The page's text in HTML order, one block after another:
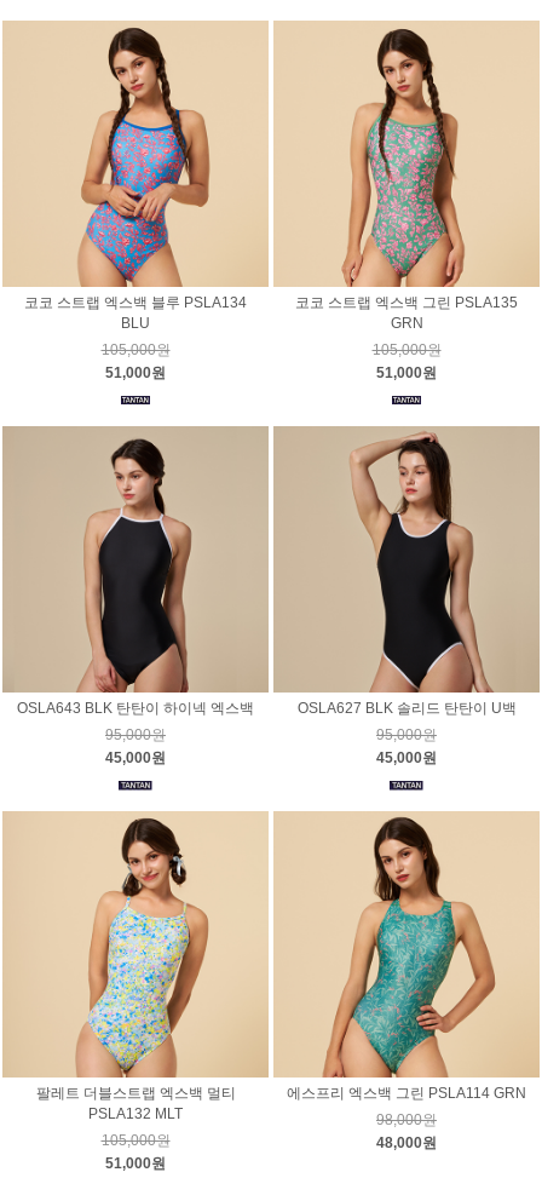
코코 스트랩 엑스백 블루 PSLA134
BLU
105,000원
51,000원
코코 스트랩 엑스백 그린 PSLA135
GRN
105,000원
51,000원
OSLA643 BLK 탄탄이 하이넥 엑스백
95,000원
45,000원
OSLA627 BLK 솔리드 탄탄이 U백
95,000원
45,000원
팔레트 더블스트랩 엑스백 멀티
PSLA132 MLT
105,000원
51,000원
에스프리 엑스백 그린 PSLA114 GRN
98,000원
48,000원